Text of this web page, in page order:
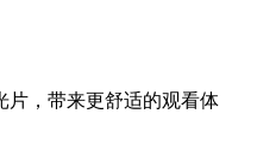
片，带来更舒适的观看体